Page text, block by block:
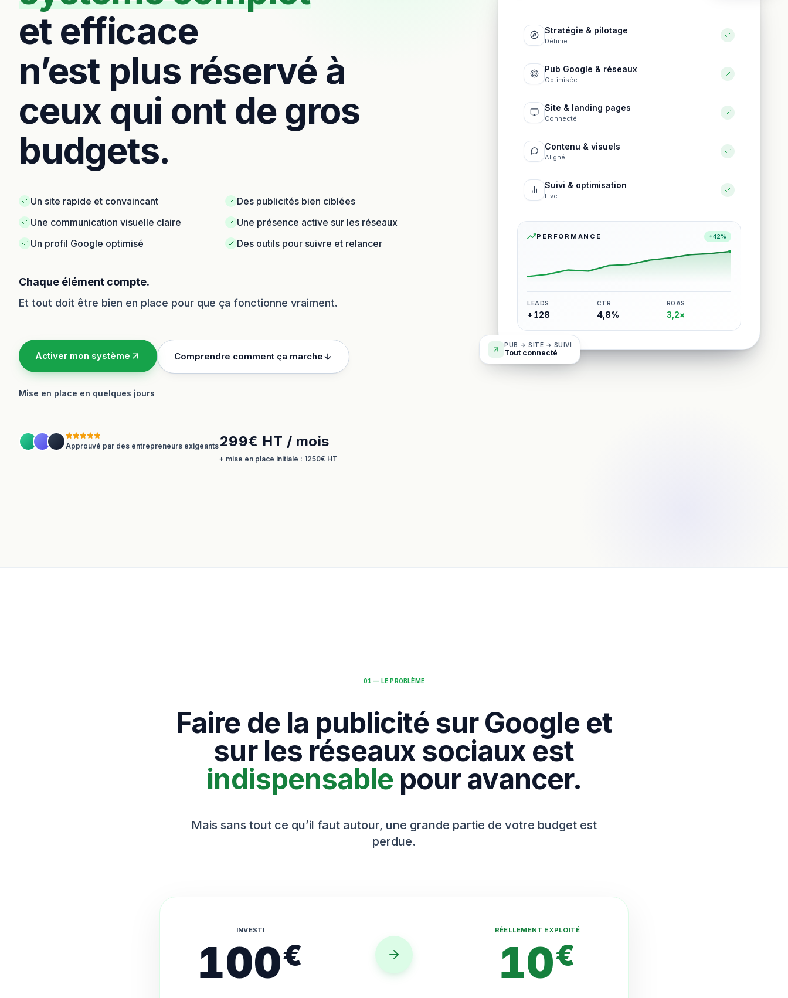
et efficace
n’est plus réservé à
ceux qui ont de gros
budgets.
Un site rapide et convaincant
Des publicités bien ciblées
Une communication visuelle claire
Une présence active sur les réseaux
Un profil Google optimisé
Des outils pour suivre et relancer
Chaque élément compte.
Et tout doit être bien en place pour que ça fonctionne vraiment.
Activer mon système Comprendre comment ça marche
Mise en place en quelques jours
Approuvé par des entrepreneurs exigeants 299€ HT / mois
+ mise en place initiale : 1250€ HT
Stratégie & pilotage
Définie
Pub Google & réseaux
Optimisée
Site & landing pages
Connecté
Contenu & visuels
Aligné
Suivi & optimisation
Live
PERFORMANCE +42%
LEADS
+128
CTR
4,8%
ROAS
3,2×
PUB → SITE → SUIVI
Tout connecté
01 — LE PROBLÈME
Faire de la publicité sur Google et
sur les réseaux sociaux est
indispensablepour avancer.
Mais sans tout ce qu’il faut autour, une grande partie de votre budget est
perdue.
INVESTI
100€
RÉELLEMENT EXPLOITÉ
10€